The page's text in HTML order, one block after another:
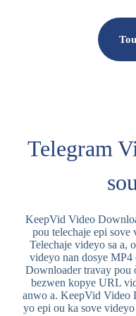
Telegram
KeepVid Video
pou telechaje epi
Telechaje videyo sa a,
videyo nan dosye
Downloader travay pou
bezwen kopye URL
anwo a. KeepVid Video
yo epi ou ka sove